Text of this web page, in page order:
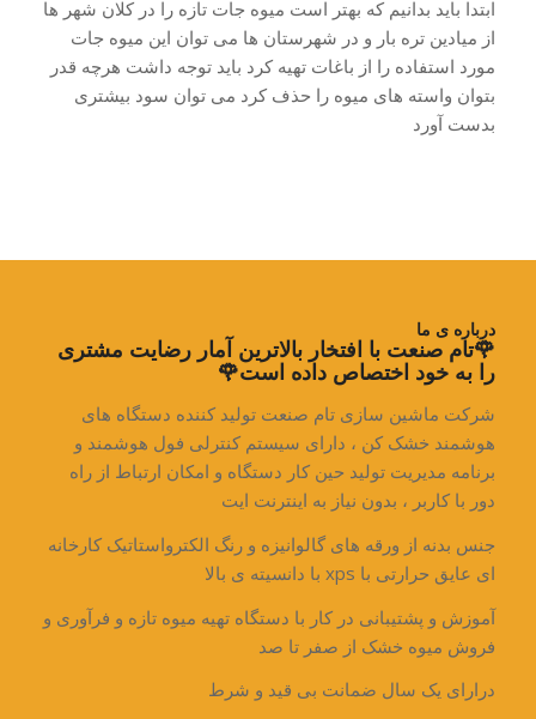
ابتدا باید بدانیم که بهتر است میوه جات تازه را در کلان شهر ها
از میادین تره بار و در شهرستان ها می توان این میوه جات
مورد استفاده را از باغات تهیه کرد باید توجه داشت هرچه قدر
بتوان واسته های میوه را حذف کرد می توان سود بیشتری
بدست آورد
درباره ی ما
🌹تام صنعت با افتخار بالاترین آمار رضایت مشتری
را به خود اختصاص داده است🌹
شرکت ماشین سازی تام صنعت تولید کننده دستگاه های
هوشمند خشک کن ، دارای سیستم کنترلی فول هوشمند و
برنامه مدیریت تولید حین کار دستگاه و امکان ارتباط از راه
دور با کاربر ، بدون نیاز به اینترنت ایت
جنس بدنه از ورقه های گالوانیزه و رنگ الکترواستاتیک کارخانه
ای عایق حرارتی با xps با دانسیته ی بالا
آموزش و پشتیبانی در کار با دستگاه تهیه میوه تازه و فرآوری و
فروش میوه خشک از صفر تا صد
درارای یک سال ضمانت بی قید و شرط